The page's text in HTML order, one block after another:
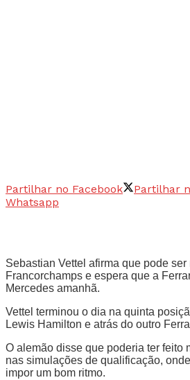
Partilhar no Facebook Partilhar
Whatsapp
Sebastian Vettel afirma que pode
Francorchamps e espera que a
Mercedes amanhã.
Vettel terminou o dia na quinta
Lewis Hamilton e atrás do outro
O alemão disse que poderia ter feito
nas simulações de qualificação,
impor um bom ritmo.